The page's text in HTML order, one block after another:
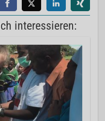
interessieren: